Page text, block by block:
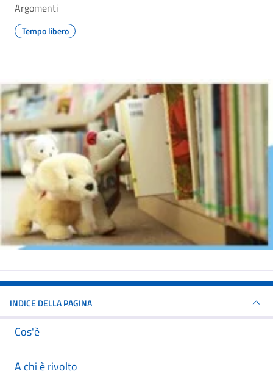
Argomenti
Tempo libero
INDICE DELLA PAGINA
Cos'è
A chi è rivolto